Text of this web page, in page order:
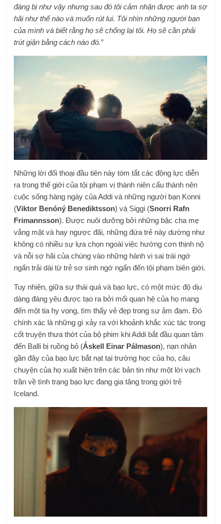
đáng bị như vậy nhưng sau đó tôi cảm nhận được anh ta sợ
hãi như thế nào và muốn rút lui. Tôi nhìn những người bạn
của mình và biết rằng họ sẽ chống lại tôi. Họ sẽ cần phải
trút giận bằng cách nào đó.”
Những lời đối thoại đầu tiên này tóm tắt các động lực diễn
ra trong thế giới của tội phạm vị thành niên cấu thành nên
cuộc sống hàng ngày của Addi và những người bạn Konni
(Viktor Benóný Benediktsson) và Siggi (Snorri Rafn
Frimannsson). Được nuôi dưỡng bởi những bậc cha mẹ
vắng mặt và hay ngược đãi, những đứa trẻ này dường như
không có nhiều sự lựa chọn ngoài việc hướng cơn thịnh nộ
và nỗi sợ hãi của chúng vào những hành vi sai trái ngớ
ngẩn trải dài từ trẻ sơ sinh ngớ ngẩn đến tội phạm biên giới.
Tuy nhiên, giữa sự thái quá và bạo lực, có một mức độ dịu
dàng đáng yêu được tạo ra bởi mối quan hệ của họ mang
đến một tia hy vọng, tìm thấy vẻ đẹp trong sự ảm đạm. Đó
chính xác là những gì xảy ra với khoảnh khắc xúc tác trong
cốt truyện thưa thớt của bộ phim khi Addi bắt đầu quan tâm
đến Balli bị ruồng bỏ (Áskell Einar Pálmason), nạn nhân
gần đây của bạo lực bắt nạt tại trường học của họ, câu
chuyện của họ xuất hiện trên các bản tin như một lời vạch
trần về tình trạng bạo lực đang gia tăng trong giới trẻ
Iceland.